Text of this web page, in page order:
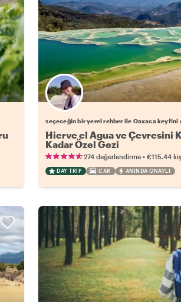
Favori yerel rehberini seç
seçeceğin bir yerel rehber ile Oaxaca keyfini
Hierve el Agua ve Çevresini
Kadar Özel Gezi
274 değerlendirme •€115.44
DAY TRIP CAR ANINDA ONAYLI